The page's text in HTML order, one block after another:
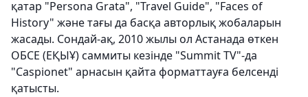
қатар "Persona Grata", "Travel Guide", "Faces of
History" және тағы да басқа авторлық жобаларын
жасады. Сондай-ақ, 2010 жылы ол Астанада өткен
ОБСЕ (ЕҚЫҰ) саммиты кезінде "Summit TV"-да
"Caspionet" арнасын қайта форматтауға белсенді
қатысты.